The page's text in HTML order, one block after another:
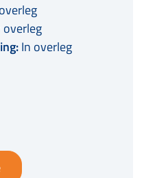
overleg
In overleg